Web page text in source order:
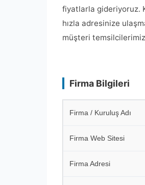
fiyatlarla gideriyoruz.
hızla adresinize
müşteri
Firma Bilgileri
Firma / Kuruluş Adı
Firma Web Sitesi
Firma Adresi